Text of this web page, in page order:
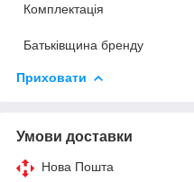
Комплектація
Батьківщина бренду
Приховати
Умови доставки
Нова Пошта